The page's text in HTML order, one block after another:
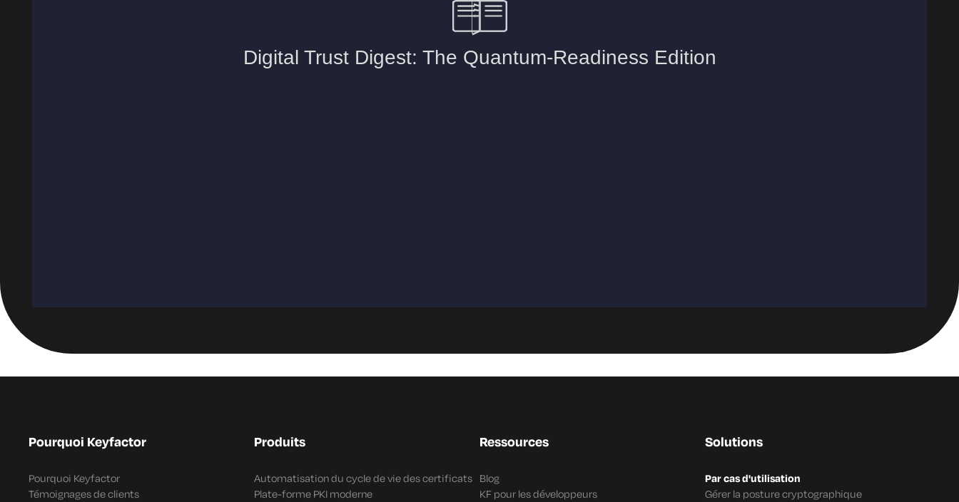
Pourquoi Keyfactor
Pourquoi Keyfactor
Témoignages de clients
Produits
Automatisation du cycle de vie des certificats
Plate-forme PKI moderne
Ressources
Blog
KF pour les développeurs
Solutions
Par cas d'utilisation
Gérer la posture cryptographique